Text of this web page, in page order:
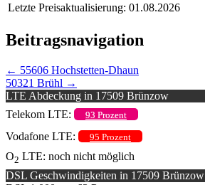
Letzte Preisaktualisierung: 01.08.2026
Beitragsnavigation
← 55606 Hochstetten-Dhaun
50321 Brühl →
LTE Abdeckung in 17509 Brünzow
Telekom LTE:
93 Prozent
Vodafone LTE: 95 Prozent
O2 LTE: noch nicht möglich
DSL Geschwindigkeiten in 17509 Brünzow